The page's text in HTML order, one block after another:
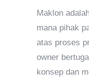
Maklon
mana pihak
atas proses
owner
konsep dan